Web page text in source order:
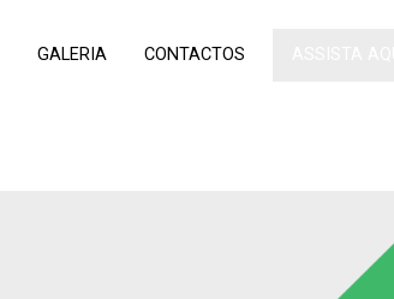
GALERIA CONTACTOS